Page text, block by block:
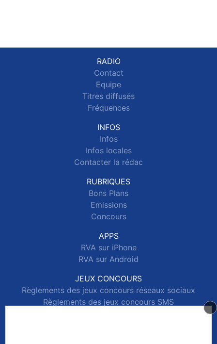
RADIO
Contact
Equipe
Titres diffusés
Fréquences
INFOS
Infos
Infos locales
Contacter la rédac
RUBRIQUES
Bons Plans
Emissions
Concours
APPS
RVA sur iPhone
RVA sur Android
JEUX CONCOURS
Règlements des jeux concours réseaux sociaux
Règlements des jeux concours SMS